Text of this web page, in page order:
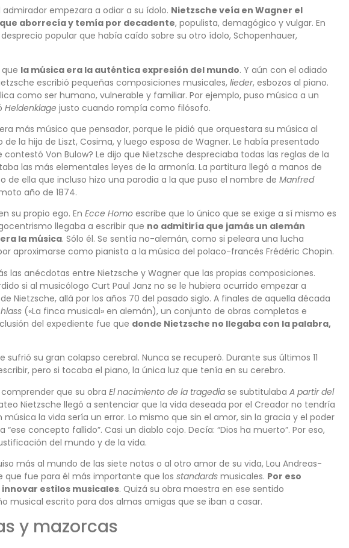
empezara a odiar a su ídolo. Nietzsche veía en Wagner el
aborrecía y temía por decadente, populista, demagógico y vulgar. En
popular que había caído sobre su otro ídolo, Schopenhauer,
la música era la auténtica expresión del mundo. Y aún con el odiado
escribió pequeñas composiciones musicales, lieder, esbozos al piano.
como ser humano, vulnerable y familiar. Por ejemplo, puso música a un
Heldenklage justo cuando rompía como filósofo.
más músico que pensador, porque le pidió que orquestara su música al
de la hija de Liszt, Cosima, y luego esposa de Wagner. Le había presentado
contestó Von Bulow? Le dijo que Nietzsche despreciaba todas las reglas de la
las más elementales leyes de la armonía. La partitura llegó a manos de
de ella que incluso hizo una parodia a la que puso el nombre de Manfred
año de 1874.
su propio ego. En Ecce Homo escribe que lo único que se exige a sí mismo es
llegaba a escribir que no admitiría que jamás un alemán
la música. Sólo él. Se sentía no-alemán, como si peleara una lucha
aproximarse como pianista a la música del polaco-francés Frédéric Chopin.
las anécdotas entre Nietzsche y Wagner que las propias composiciones.
si al musicólogo Curt Paul Janz no se le hubiera ocurrido empezar a
Nietzsche, allá por los años 70 del pasado siglo. A finales de aquella década
(«La finca musical» en alemán), un conjunto de obras completas e
del expediente fue que donde Nietzsche no llegaba con la palabra,
sufrió su gran colapso cerebral. Nunca se recuperó. Durante sus últimos 11
pero si tocaba el piano, la única luz que tenía en su cerebro.
que su obra El nacimiento de la tragedia se subtitulaba A partir del
Nietzsche llegó a sentenciar que la vida deseada por el Creador no tendría
la vida sería un error. Lo mismo que sin el amor, sin la gracia y el poder
“ese concepto fallido”. Casi un diablo cojo. Decía: “Dios ha muerto”. Por eso,
del mundo y de la vida.
más al mundo de las siete notas o al otro amor de su vida, Lou Andreas-
que fue para él más importante que los standards musicales. Por eso
estilos musicales. Quizá su obra maestra en ese sentido
musical escrito para dos almas amigas que se iban a casar.
y mazorcas